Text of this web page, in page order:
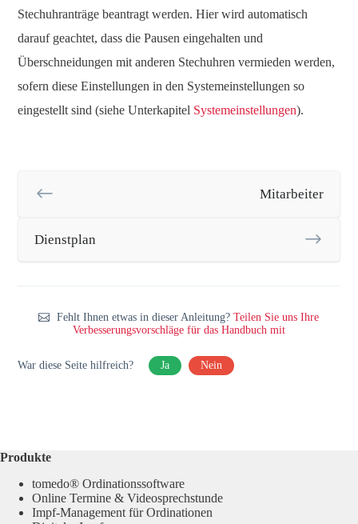
Stechuhranträge beantragt werden. Hier wird automatisch
darauf geachtet, dass die Pausen eingehalten und
Überschneidungen mit anderen Stechuhren vermieden werden,
sofern diese Einstellungen in den Systemeinstellungen so
eingestellt sind (siehe Unterkapitel Systemeinstellungen).
Mitarbeiter
Dienstplan
Fehlt Ihnen etwas in dieser Anleitung?Teilen Sie uns Ihre
Verbesserungsvorschläge für das Handbuch mit
War diese Seite hilfreich? Ja Nein
Produkte
tomedo® Ordinationssoftware
Online Termine & Videosprechstunde
Impf-Management für Ordinationen